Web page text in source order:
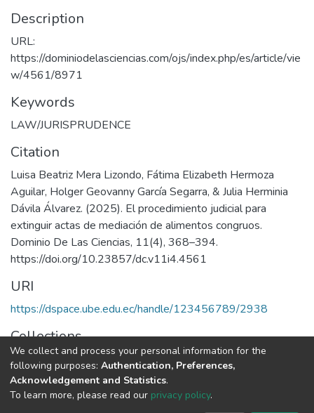
Description
URL:
https://dominiodelasciencias.com/ojs/index.php/es/article/vie
w/4561/8971
Keywords
LAW/JURISPRUDENCE
Citation
Luisa Beatriz Mera Lizondo, Fátima Elizabeth Hermoza
Aguilar, Holger Geovanny García Segarra, & Julia Herminia
Dávila Álvarez. (2025). El procedimiento judicial para
extinguir actas de mediación de alimentos congruos.
Dominio De Las Ciencias, 11(4), 368–394.
https://doi.org/10.23857/dc.v11i4.4561
URI
https://dspace.ube.edu.ec/handle/123456789/2938
Collections
Artículos Científicos
Full item page
We collect and process your personal information for the
following purposes: Authentication, Preferences,
Acknowledgement and Statistics.
To learn more, please read our privacy policy.